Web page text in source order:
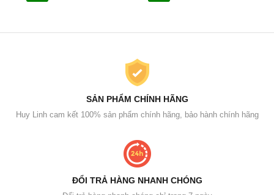
SẢN PHẨM CHÍNH HÃNG
Huy Linh cam kết 100% sản phẩm chính hãng, bảo hành chính hãng
ĐỔI TRẢ HÀNG NHANH CHÓNG